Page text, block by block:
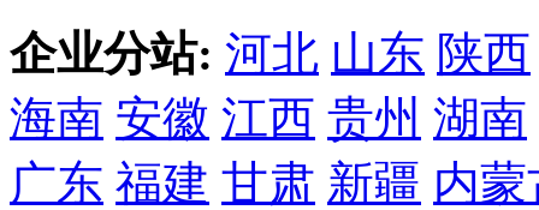
企业分站: 河北 山东 陕西
海南 安徽 江西 贵州 湖南
广东 福建 甘肃 新疆 内蒙